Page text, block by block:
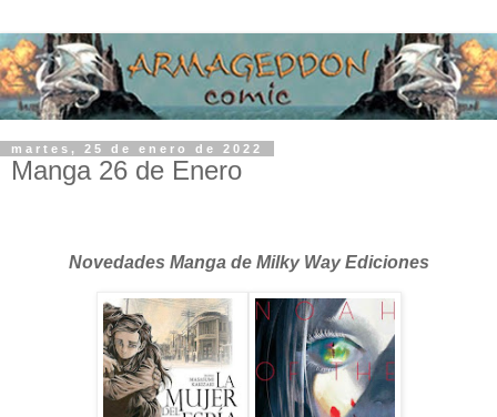
martes, 25 de enero de 2022
Manga 26 de Enero
Novedades Manga de Milky Way Ediciones